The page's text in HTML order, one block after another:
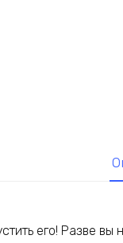
его! Разве